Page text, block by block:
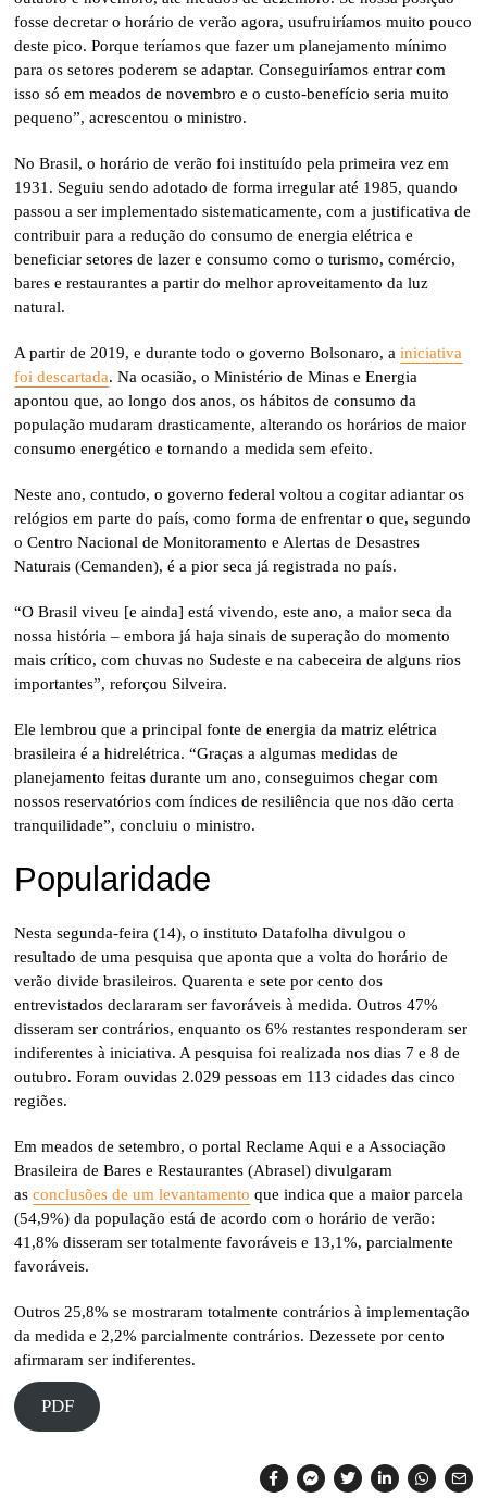
fosse decretar o horário de verão agora, usufruiríamos muito pouco
deste pico. Porque teríamos que fazer um planejamento mínimo
para os setores poderem se adaptar. Conseguiríamos entrar com
isso só em meados de novembro e o custo-benefício seria muito
pequeno”, acrescentou o ministro.
No Brasil, o horário de verão foi instituído pela primeira vez em
1931. Seguiu sendo adotado de forma irregular até 1985, quando
passou a ser implementado sistematicamente, com a justificativa de
contribuir para a redução do consumo de energia elétrica e
beneficiar setores de lazer e consumo como o turismo, comércio,
bares e restaurantes a partir do melhor aproveitamento da luz
natural.
A partir de 2019, e durante todo o governo Bolsonaro, ainiciativa
foi descartada. Na ocasião, o Ministério de Minas e Energia
apontou que, ao longo dos anos, os hábitos de consumo da
população mudaram drasticamente, alterando os horários de maior
consumo energético e tornando a medida sem efeito.
Neste ano, contudo, o governo federal voltou a cogitar adiantar os
relógios em parte do país, como forma de enfrentar o que, segundo
o Centro Nacional de Monitoramento e Alertas de Desastres
Naturais (Cemanden), é a pior seca já registrada no país.
“O Brasil viveu [e ainda] está vivendo, este ano, a maior seca da
nossa história – embora já haja sinais de superação do momento
mais crítico, com chuvas no Sudeste e na cabeceira de alguns rios
importantes”, reforçou Silveira.
Ele lembrou que a principal fonte de energia da matriz elétrica
brasileira é a hidrelétrica. “Graças a algumas medidas de
planejamento feitas durante um ano, conseguimos chegar com
nossos reservatórios com índices de resiliência que nos dão certa
tranquilidade”, concluiu o ministro.
Popularidade
Nesta segunda-feira (14), o instituto Datafolha divulgou o
resultado de uma pesquisa que aponta que a volta do horário de
verão divide brasileiros. Quarenta e sete por cento dos
entrevistados declararam ser favoráveis à medida. Outros 47%
disseram ser contrários, enquanto os 6% restantes responderam ser
indiferentes à iniciativa. A pesquisa foi realizada nos dias 7 e 8 de
outubro. Foram ouvidas 2.029 pessoas em 113 cidades das cinco
regiões.
Em meados de setembro, o portal Reclame Aqui e a Associação
Brasileira de Bares e Restaurantes (Abrasel) divulgaram
asconclusões de um levantamento que indica que a maior parcela
(54,9%) da população está de acordo com o horário de verão:
41,8% disseram ser totalmente favoráveis e 13,1%, parcialmente
favoráveis.
Outros 25,8% se mostraram totalmente contrários à implementação
da medida e 2,2% parcialmente contrários. Dezessete por cento
afirmaram ser indiferentes.
PDF